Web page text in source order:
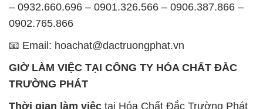
– 0932.660.696 – 0901.326.566 – 0906.387.866 –
0902.765.866
📧 Email: hoachat@dactruongphat.vn
GIỜ LÀM VIỆC TẠI CÔNG TY HÓA CHẤT ĐẮC
TRƯỜNG PHÁT
Thời gian làm việc tại Hóa Chất Đắc Trường Phát